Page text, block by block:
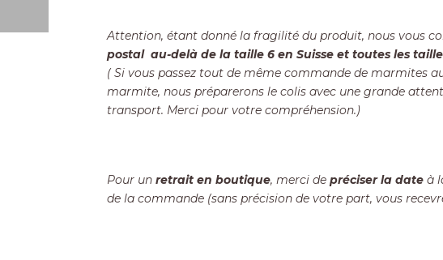
Attention, étant donné la fragilité du produit, nous vous
postal au-delà de la taille 6 en Suisse et toutes les
( Si vous passez tout de même commande de marmites
marmite, nous préparerons le colis avec une grande
transport. Merci pour votre compréhension.)
Pour un retrait en boutique, merci de préciser la date à
de la commande (sans précision de votre part, vous